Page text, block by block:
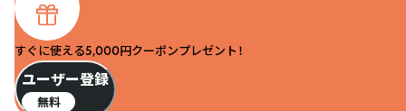
すぐに使える5,000円クーポンプレゼント！
ユーザー登録
無料